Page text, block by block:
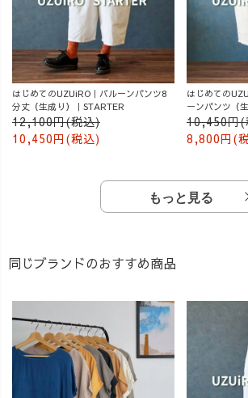
はじめてのUZUiRO｜バルーンパンツ8
分丈（生成り）｜STARTER
12,100円(税込)
10,450円(税込)
はじめての
ーンパンツ（
10,450円(
8,800円(
もっと見る
同じブランドのおすすめ商品